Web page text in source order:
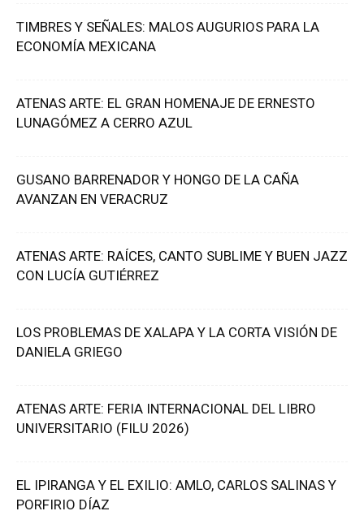
TIMBRES Y SEÑALES: MALOS AUGURIOS PARA LA
ECONOMÍA MEXICANA
ATENAS ARTE: EL GRAN HOMENAJE DE ERNESTO
LUNAGÓMEZ A CERRO AZUL
GUSANO BARRENADOR Y HONGO DE LA CAÑA
AVANZAN EN VERACRUZ
ATENAS ARTE: RAÍCES, CANTO SUBLIME Y BUEN JAZZ
CON LUCÍA GUTIÉRREZ
LOS PROBLEMAS DE XALAPA Y LA CORTA VISIÓN DE
DANIELA GRIEGO
ATENAS ARTE: FERIA INTERNACIONAL DEL LIBRO
UNIVERSITARIO (FILU 2026)
EL IPIRANGA Y EL EXILIO: AMLO, CARLOS SALINAS Y
PORFIRIO DÍAZ